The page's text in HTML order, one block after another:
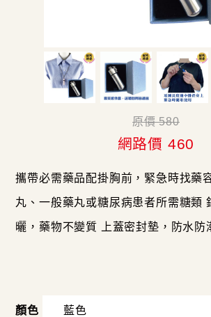
原價 580
網路價 460
攜帶必需藥品配掛胸前，緊急時找藥
丸、一般藥丸或糖尿病患者所需糖類
曬，藥物不變質 上蓋密封墊，防水防
顏色